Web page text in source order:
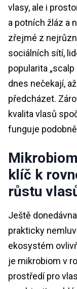
vlasy, ale i
a potních žláz a
zřejmé z
sociálních sítí,
popularita
dnes nečekají,
předcházet.
kvalita vlasů
funguje
klíč k
růstu
Ještě
prakticky
ekosystém
je mikrobiom v
prostředí pro